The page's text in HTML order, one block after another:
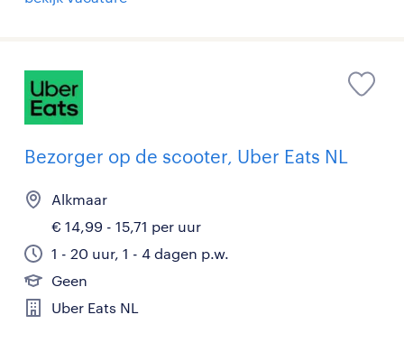
Bezorger op de scooter, Uber Eats NL
Alkmaar
€ 14,99 - 15,71 per uur
1 - 20 uur, 1 - 4 dagen p.w.
Geen
Uber Eats NL